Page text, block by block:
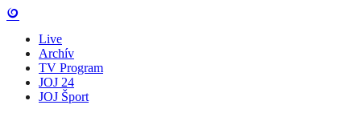
Live
Archív
TV Program
JOJ 24
JOJ Šport